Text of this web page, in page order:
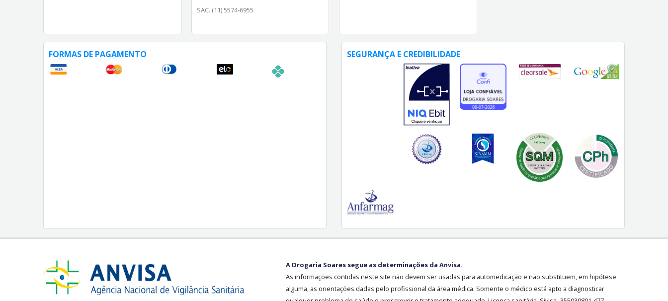
SAC. (11) 5574-6955
FORMAS DE PAGAMENTO SEGURANÇA E CREDIBILIDADE
A Drogaria Soares segue as determinações da Anvisa.
As informações contidas neste site não devem ser usadas para automedicação e não substituem, em hipótese
alguma, as orientações dadas pelo profissional da área médica. Somente o médico está apto a diagnosticar